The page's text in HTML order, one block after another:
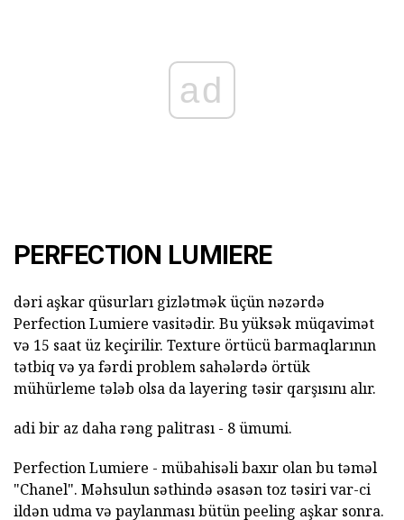
ad
PERFECTION LUMIERE
dəri aşkar qüsurları gizlətmək üçün nəzərdə
Perfection Lumiere vasitədir. Bu yüksək müqavimət
və 15 saat üz keçirilir. Texture örtücü barmaqlarının
tətbiq və ya fərdi problem sahələrdə örtük
mühürleme tələb olsa da layering təsir qarşısını alır.
adi bir az daha rəng palitrası - 8 ümumi.
Perfection Lumiere - mübahisəli baxır olan bu təməl
"Chanel". Məhsulun səthində əsasən toz təsiri var-ci
ildən udma və paylanması bütün peeling aşkar sonra.